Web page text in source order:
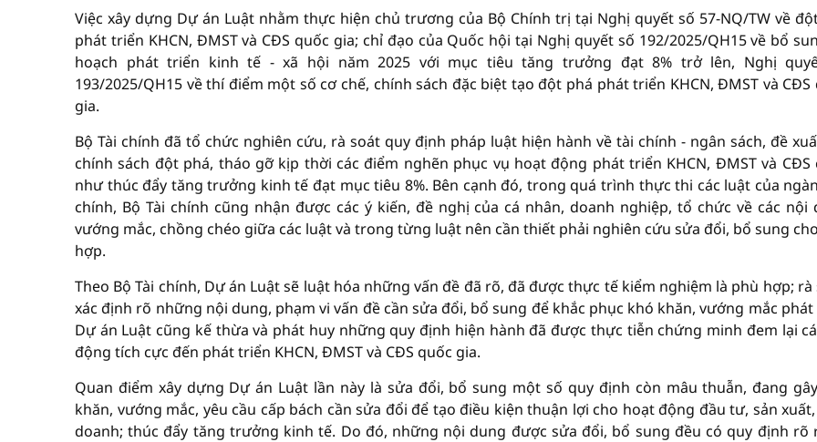
Việc xây dựng Dự án Luật nhằm thực hiện chủ trương của Bộ Chính trị tại Nghị quyết số 57-NQ/TW về
phát triển KHCN, ĐMST và CĐS quốc gia; chỉ đạo của Quốc hội tại Nghị quyết số 192/2025/QH15 về bổ
hoạch phát triển kinh tế - xã hội năm 2025 với mục tiêu tăng trưởng đạt 8% trở lên, Nghị
193/2025/QH15 về thí điểm một số cơ chế, chính sách đặc biệt tạo đột phá phát triển KHCN, ĐMST và CĐS
gia.
Bộ Tài chính đã tổ chức nghiên cứu, rà soát quy định pháp luật hiện hành về tài chính - ngân sách, đề
chính sách đột phá, tháo gỡ kịp thời các điểm nghẽn phục vụ hoạt động phát triển KHCN, ĐMST và CĐS
như thúc đẩy tăng trưởng kinh tế đạt mục tiêu 8%. Bên cạnh đó, trong quá trình thực thi các luật của
chính, Bộ Tài chính cũng nhận được các ý kiến, đề nghị của cá nhân, doanh nghiệp, tổ chức về các nội
vướng mắc, chồng chéo giữa các luật và trong từng luật nên cần thiết phải nghiên cứu sửa đổi, bổ sung
hợp.
Theo Bộ Tài chính, Dự án Luật sẽ luật hóa những vấn đề đã rõ, đã được thực tế kiểm nghiệm là phù hợp; rà
xác định rõ những nội dung, phạm vi vấn đề cần sửa đổi, bổ sung để khắc phục khó khăn, vướng mắc phát
Dự án Luật cũng kế thừa và phát huy những quy định hiện hành đã được thực tiễn chứng minh đem lại
động tích cực đến phát triển KHCN, ĐMST và CĐS quốc gia.
Quan điểm xây dựng Dự án Luật lần này là sửa đổi, bổ sung một số quy định còn mâu thuẫn, đang
khăn, vướng mắc, yêu cầu cấp bách cần sửa đổi để tạo điều kiện thuận lợi cho hoạt động đầu tư, sản
doanh; thúc đẩy tăng trưởng kinh tế. Do đó, những nội dung được sửa đổi, bổ sung đều có quy định rõ